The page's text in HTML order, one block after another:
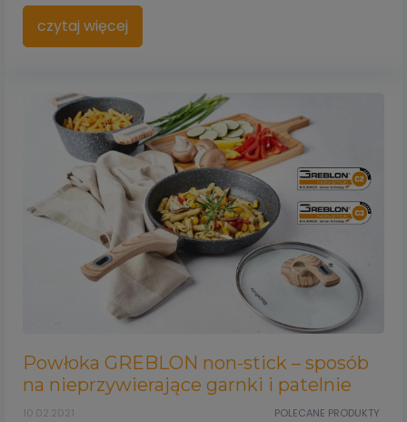
czytaj więcej
Powłoka GREBLON non-stick – sposób
na nieprzywierające garnki i patelnie
POLECANE PRODUKTY
10.02.2021